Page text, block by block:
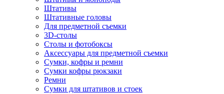
Штативы
Штативные головы
Для предметной съемки
3D-столы
Столы и фотобоксы
Аксессуары для предметной съемки
Сумки, кофры и ремни
Сумки кофры рюкзаки
Ремни
Сумки для штативов и стоек